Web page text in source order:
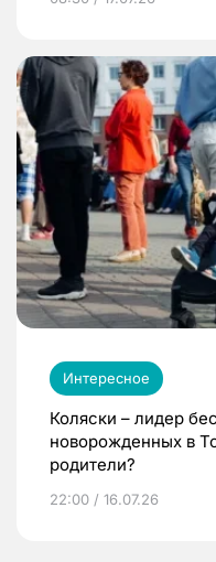
Интересное
Коляски – лидер
новорожденных в
родители?
22:00 / 16.07.26